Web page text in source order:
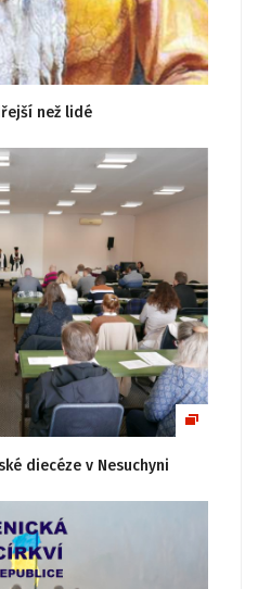
než lidé
diecéze v Nesuchyni